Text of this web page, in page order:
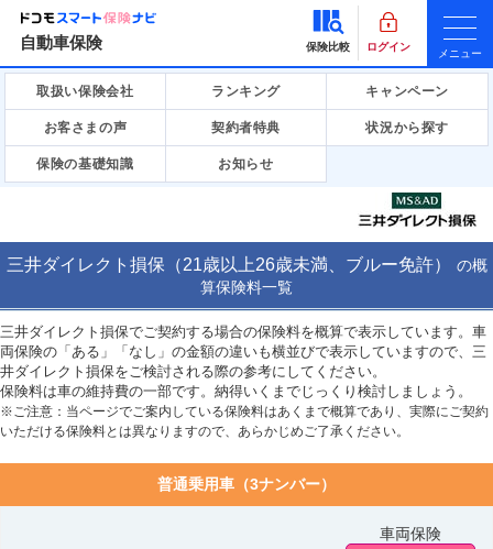
自動車保険 保険比較 ログイン
メニュー
取扱い保険会社 ランキング キャンペーン
お客さまの声 契約者特典 状況から探す
保険の基礎知識 お知らせ
三井ダイレクト損保（21歳以上26歳未満、ブルー免許） の概
算保険料一覧
三井ダイレクト損保でご契約する場合の保険料を概算で表示しています。車
両保険の「ある」「なし」の金額の違いも横並びで表示していますので、三
井ダイレクト損保をご検討される際の参考にしてください。
保険料は車の維持費の一部です。納得いくまでじっくり検討しましょう。
※ご注意：当ページでご案内している保険料はあくまで概算であり、実際にご契約
いただける保険料とは異なりますので、あらかじめご了承ください。
普通乗用車（3ナンバー）
車両保険